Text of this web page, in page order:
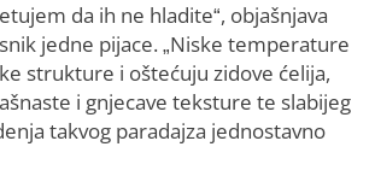
da ih ne hladite“, objašnjava
jedne pijace. „Niske temperature
strukture i oštećuju zidove ćelija,
i gnjecave teksture te slabijeg
takvog paradajza jednostavno